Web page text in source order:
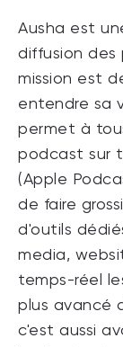
Ausha est
diffusion des
mission est
entendre sa
permet à
podcast sur
(Apple
de faire
d'outils
media,
temps-réel
plus avancé
c'est aussi